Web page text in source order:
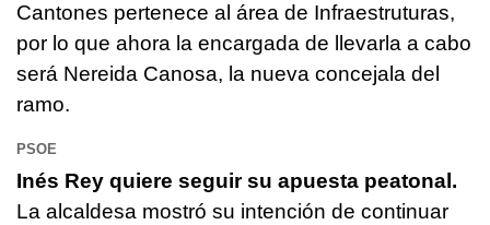
Cantones pertenece al área de Infraestruturas,
por lo que ahora la encargada de llevarla a cabo
será Nereida Canosa, la nueva concejala del
ramo.
PSOE
Inés Rey quiere seguir su apuesta peatonal.
La alcaldesa mostró su intención de continuar